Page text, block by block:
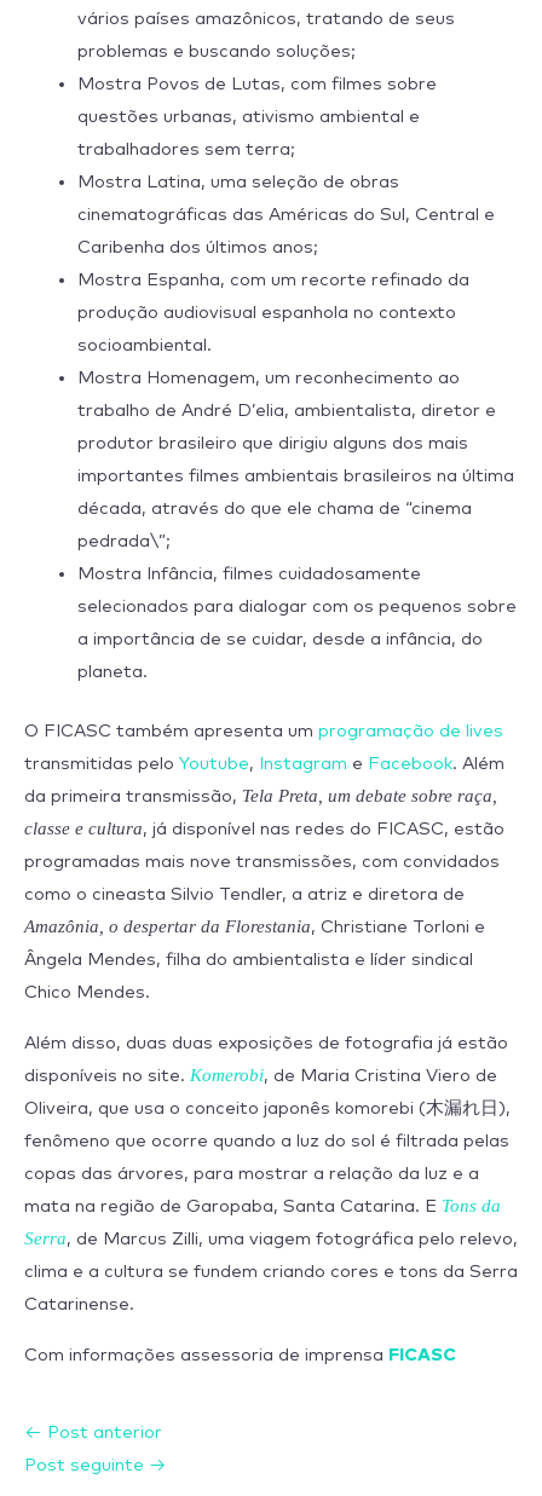
vários países amazônicos, tratando de seus
problemas e buscando soluções;
Mostra Povos de Lutas, com filmes sobre
questões urbanas, ativismo ambiental e
trabalhadores sem terra;
Mostra Latina, uma seleção de obras
cinematográficas das Américas do Sul, Central e
Caribenha dos últimos anos;
Mostra Espanha, com um recorte refinado da
produção audiovisual espanhola no contexto
socioambiental.
Mostra Homenagem, um reconhecimento ao
trabalho de André D’elia, ambientalista, diretor e
produtor brasileiro que dirigiu alguns dos mais
importantes filmes ambientais brasileiros na última
década, através do que ele chama de “cinema
pedrada\”;
Mostra Infância, filmes cuidadosamente
selecionados para dialogar com os pequenos sobre
a importância de se cuidar, desde a infância, do
planeta.
O FICASC também apresenta um programação de lives
transmitidas pelo Youtube, Instagram e Facebook. Além
da primeira transmissão, Tela Preta, um debate sobre raça,
classe e cultura, já disponível nas redes do FICASC, estão
programadas mais nove transmissões, com convidados
como o cineasta Silvio Tendler, a atriz e diretora de
Amazônia, o despertar da Florestania, Christiane Torloni e
Ângela Mendes, filha do ambientalista e líder sindical
Chico Mendes.
Além disso, duas duas exposições de fotografia já estão
disponíveis no site. Komerobi, de Maria Cristina Viero de
Oliveira, que usa o conceito japonês komorebi (木漏れ日),
fenômeno que ocorre quando a luz do sol é filtrada pelas
copas das árvores, para mostrar a relação da luz e a
mata na região de Garopaba, Santa Catarina. E Tons da
Serra, de Marcus Zilli, uma viagem fotográfica pelo relevo,
clima e a cultura se fundem criando cores e tons da Serra
Catarinense.
Com informações assessoria de imprensa FICASC
← Post anterior
Post seguinte →